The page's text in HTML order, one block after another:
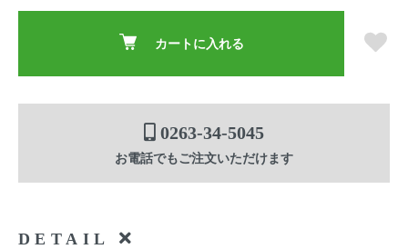
カートに入れる
0263-34-5045
お電話でもご注文いただけます
DETAIL